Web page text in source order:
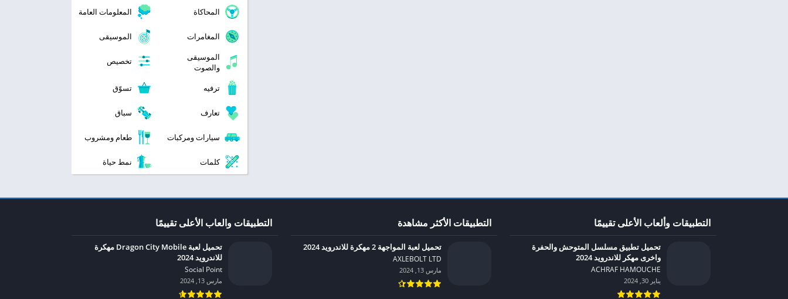
المحاكاة المعلومات العامة
المغامرات
الموسيقى
الموسيقى
والصوت
تخصيص
ترفيه تسوّق
تعارف سباق
سيارات ومركبات طعام ومشروب
كلمات نمط حياة
التطبيقات والعاب الأعلى تقييمًا
تحميل لعبة Dragon City Mobile مهكرة
للاندرويد 2024
Social Point‏
مارس 13, 2024
التطبيقات الأكثر مشاهدة
تحميل لعبة المواجهة 2 مهكرة للاندرويد 2024
AXLEBOLT LTD‏
مارس 13, 2024
التطبيقات وألعاب الأعلى تقييمًا
تحميل تطبيق مسلسل المتوحش والحفرة
واخرى مهكر للاندرويد 2024
ACHRAF HAMOUCHE‏
يناير 30, 2024